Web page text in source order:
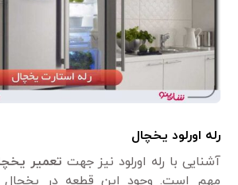
رله اورلود یخچال
آشنایی با رله اورلود نیز جهت تعمیر
مهم است. وجود این قطعه در یخچال